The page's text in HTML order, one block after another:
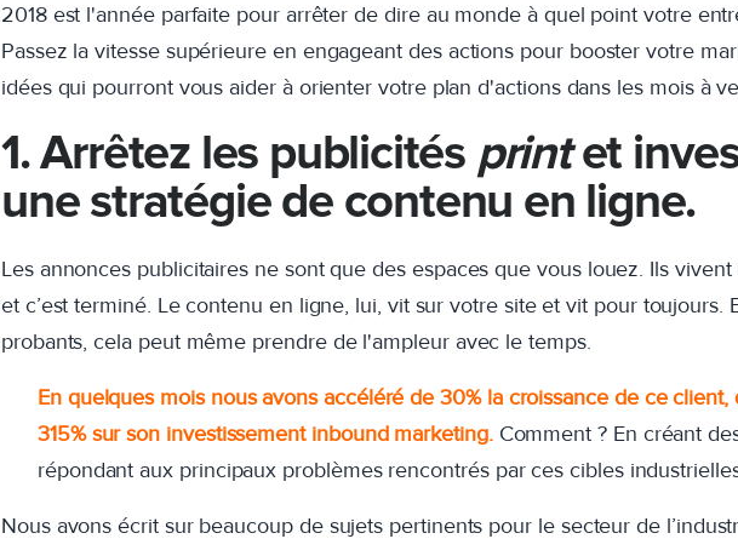
2018 est l'année parfaite pour arrêter de dire au monde à quel point votre
Passez la vitesse supérieure en engageant des actions pour booster votre
idées qui pourront vous aider à orienter votre plan d'actions dans les mois à
1. Arrêtez les publicités printet
une stratégie de contenu en ligne.
Les annonces publicitaires ne sont que des espaces que vous louez. Ils
et c’est terminé. Le contenu en ligne, lui, vit sur votre site et vit pour toujours.
probants, cela peut même prendre de l'ampleur avec le temps.
En quelques mois nous avons accéléré de 30% la croissance de ce client,
315% sur son investissement inbound marketing. Comment ? En créant
répondant aux principaux problèmes rencontrés par ces cibles
Nous avons écrit sur beaucoup de sujets pertinents pour le secteur de